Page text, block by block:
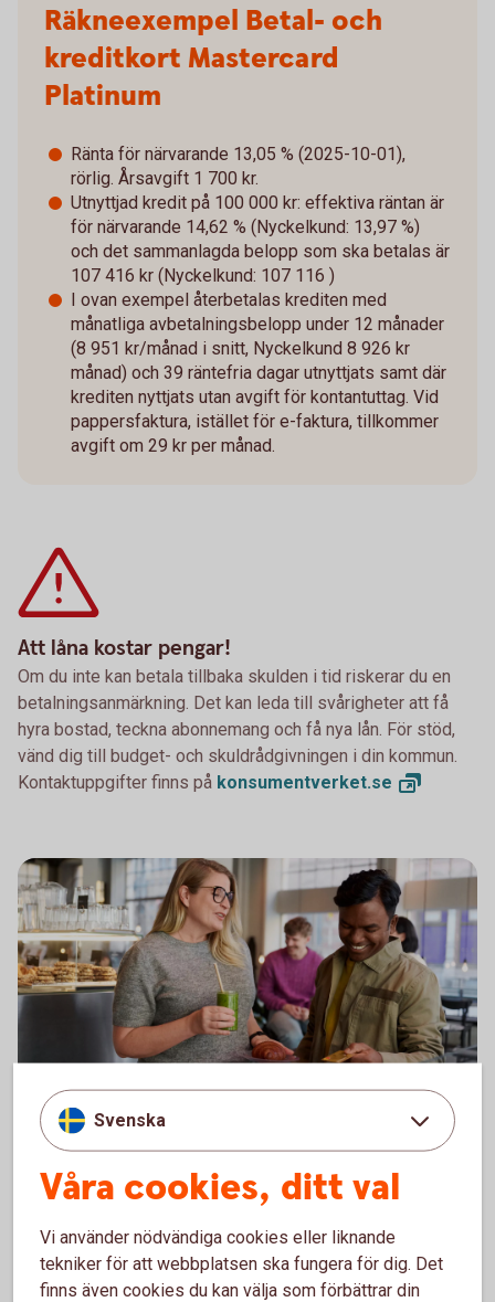
Räkneexempel Betal- och
kreditkort Mastercard
Platinum
Ränta för närvarande 13,05 % (2025-10-01),
rörlig. Årsavgift 1 700 kr.
Utnyttjad kredit på 100 000 kr: effektiva räntan är
för närvarande 14,62 % (Nyckelkund: 13,97 %)
och det sammanlagda belopp som ska betalas är
107 416 kr (Nyckelkund: 107 116 )
I ovan exempel återbetalas krediten med
månatliga avbetalningsbelopp under 12 månader
(8 951 kr/månad i snitt, Nyckelkund 8 926 kr
månad) och 39 räntefria dagar utnyttjats samt där
krediten nyttjats utan avgift för kontantuttag. Vid
pappersfaktura, istället för e-faktura, tillkommer
avgift om 29 kr per månad.
Att låna kostar pengar!
Om du inte kan betala tillbaka skulden i tid riskerar du en
betalningsanmärkning. Det kan leda till svårigheter att få
hyra bostad, teckna abonnemang och få nya lån. För stöd,
vänd dig till budget- och skuldrådgivningen i din kommun.
Kontaktuppgifter finns på konsumentverket.se
Kolla in våra olika kort
Funderar du på att skaffa ett eller flera kort? Jämför
våra kreditkort och bankkort för att se vad som
Jämför kreditkort ochbankkort
Svenska
Våra cookies, ditt val
Vi använder nödvändiga cookies eller liknande
tekniker för att webbplatsen ska fungera för dig. Det
finns även cookies du kan välja som förbättrar din